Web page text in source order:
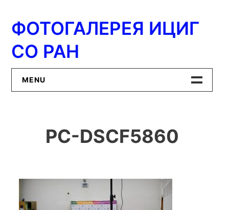
содержимому
ФОТОГАЛЕРЕЯ ИЦИГ
СО РАН
MENU
ИЦиГ СО РАН
PC-DSCF5860